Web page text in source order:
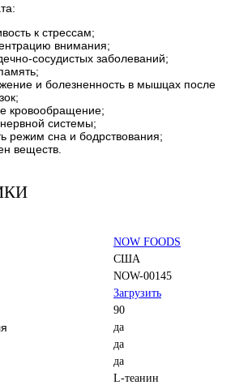
к стрессам;
внимания;
сосудистых заболеваний;
и болезненность в мышцах после
кровообращение;
системы;
режим сна и бодрствования;
веществ.
NOW FOODS
США
NOW-00145
Загрузить
90
да
да
да
L-теанин